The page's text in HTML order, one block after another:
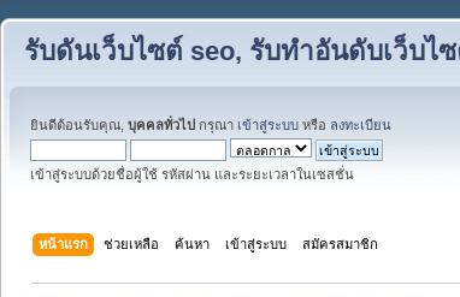
รับดันเว็บไซต์ seo, รับทำอันดับเว็บ
ยินดีต้อนรับคุณ, บุคคลทั่วไป กรุณา เข้าสู่ระบบ หรือ ลงทะเบียน
เข้าสู่ระบบด้วยชื่อผู้ใช้ รหัสผ่าน และระยะเวลาในเซสชั่น
หน้าแรก ช่วยเหลือ ค้นหา เข้าสู่ระบบ สมัครสมาชิก